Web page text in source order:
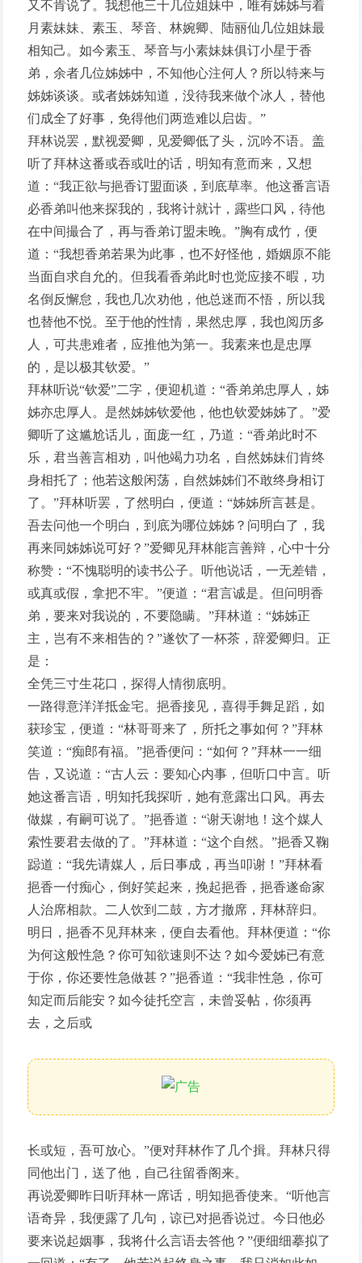
又不肯说了。我想他三十几位姐妹中，唯有姊姊与着
月素妹妹、素玉、琴音、林婉卿、陆丽仙几位姐妹最
相知己。如今素玉、琴音与小素妹妹俱订小星于香
弟，余者几位姊姊中，不知他心注何人？所以特来与
姊姊谈谈。或者姊姊知道，没待我来做个冰人，替他
们成全了好事，免得他们两造难以启齿。”
拜林说罢，默视爱卿，见爱卿低了头，沉吟不语。盖
听了拜林这番或吞或吐的话，明知有意而来，又想
道：“我正欲与挹香订盟面谈，到底草率。他这番言语
必香弟叫他来探我的，我将计就计，露些口风，待他
在中间撮合了，再与香弟订盟未晚。”胸有成竹，便
道：“我想香弟若果为此事，也不好怪他，婚姻原不能
当面自求自允的。但我看香弟此时也觉应接不暇，功
名倒反懈怠，我也几次劝他，他总迷而不悟，所以我
也替他不悦。至于他的性情，果然忠厚，我也阅历多
人，可共患难者，应推他为第一。我素来也是忠厚
的，是以极其钦爱。”
拜林听说“钦爱”二字，便迎机道：“香弟弟忠厚人，姊
姊亦忠厚人。是然姊姊钦爱他，他也钦爱姊姊了。”爱
卿听了这尴尬话儿，面庞一红，乃道：“香弟此时不
乐，君当善言相劝，叫他竭力功名，自然姊妹们肯终
身相托了；他若这般闲荡，自然姊姊们不敢终身相订
了。”拜林听罢，了然明白，便道：“姊姊所言甚是。
吾去问他一个明白，到底为哪位姊姊？问明白了，我
再来同姊姊说可好？”爱卿见拜林能言善辩，心中十分
称赞：“不愧聪明的读书公子。听他说话，一无差错，
或真或假，拿把不牢。”便道：“君言诚是。但问明香
弟，要来对我说的，不要隐瞒。”拜林道：“姊姊正
主，岂有不来相告的？”遂饮了一杯茶，辞爱卿归。正
是：
全凭三寸生花口，探得人情彻底明。
一路得意洋洋抵金宅。挹香接见，喜得手舞足蹈，如
获珍宝，便道：“林哥哥来了，所托之事如何？”拜林
笑道：“痴郎有福。”挹香便问：“如何？”拜林一一细
告，又说道：“古人云：要知心内事，但听口中言。听
她这番言语，明知托我探听，她有意露出口风。再去
做媒，有嗣可说了。”挹香道：“谢天谢地！这个媒人
索性要君去做的了。”拜林道：“这个自然。”挹香又鞠
跽道：“我先请媒人，后日事成，再当叩谢！”拜林看
挹香一付痴心，倒好笑起来，挽起挹香，挹香遂命家
人治席相款。二人饮到二鼓，方才撤席，拜林辞归。
明日，挹香不见拜林来，便自去看他。拜林便道：“你
为何这般性急？你可知欲速则不达？如今爱姊已有意
于你，你还要性急做甚？”挹香道：“我非性急，你可
知定而后能安？如今徒托空言，未曾妥帖，你须再
去，之后或
长或短，吾可放心。”便对拜林作了几个揖。拜林只得
同他出门，送了他，自己往留香阁来。
再说爱卿昨日听拜林一席话，明知挹香使来。“听他言
语奇异，我便露了几句，谅已对挹香说过。今日他必
要来说起姻事，我将什么言语去答他？”便细细摹拟了